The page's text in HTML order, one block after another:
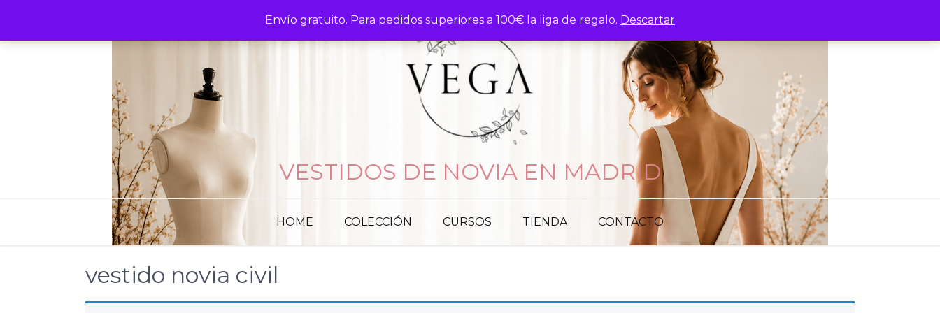
Envío gratuito. Para pedidos superiores a 100€ la liga de regalo. Descartar
content
VESTIDOS DE NOVIA EN MADRID
HOME COLECCIÓN CURSOS TIENDA CONTACTO
vestido novia civil